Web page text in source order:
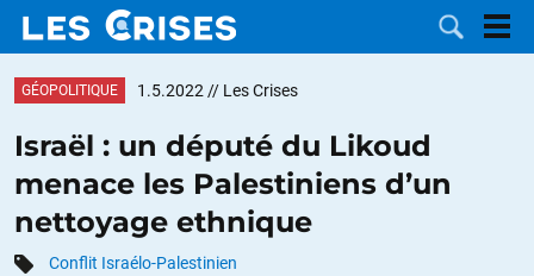
DOSSIERS
CATÉGORIES
GÉOPOLITIQUE 1.5.2022 // Les Crises
Israël : un député du Likoud
menace les Palestiniens d’un
nettoyage ethnique
Conflit Israélo-Palestinien